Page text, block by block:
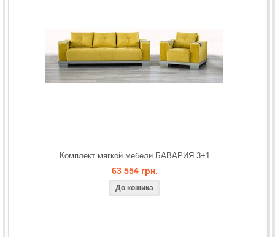
Комплект мягкой мебели БАВАРИЯ 3+1
63 554 грн.